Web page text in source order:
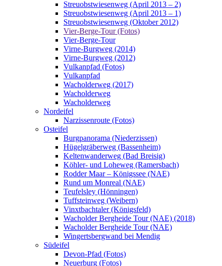
Streuobstwiesenweg (April 2013 – 2)
Streuobstwiesenweg (April 2013 – 1)
Streuobstwiesenweg (Oktober 2012)
Vier-Berge-Tour (Fotos)
Vier-Berge-Tour
Virne-Burgweg (2014)
Virne-Burgweg (2012)
Vulkanpfad (Fotos)
Vulkanpfad
Wacholderweg (2017)
Wacholderweg
Wacholderweg
Nordeifel
Narzissenroute (Fotos)
Osteifel
Burgpanorama (Niederzissen)
Hügelgräberweg (Bassenheim)
Keltenwanderweg (Bad Breisig)
Köhler- und Loheweg (Ramersbach)
Rodder Maar – Königssee (NAE)
Rund um Monreal (NAE)
Teufelsley (Hönningen)
Tuffsteinweg (Weibern)
Vinxtbachtaler (Königsfeld)
Wacholder Bergheide Tour (NAE) (2018)
Wacholder Bergheide Tour (NAE)
Wingertsbergwand bei Mendig
Südeifel
Devon-Pfad (Fotos)
Neuerburg (Fotos)